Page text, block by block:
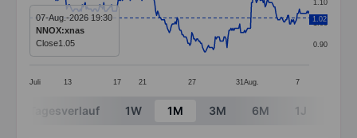
The chart has 1 X axis displaying categories.
The chart has 1 Y axis displaying values. Data
Juli 13 17 21 27 31 Aug. 7
0.90
1.00
1.10
1.02
07-Aug.-2026 19:30
NNOX:xnas
Close1.05
End of interactive chart.
Tagesverlauf 1W 1M 3M 6M 1J